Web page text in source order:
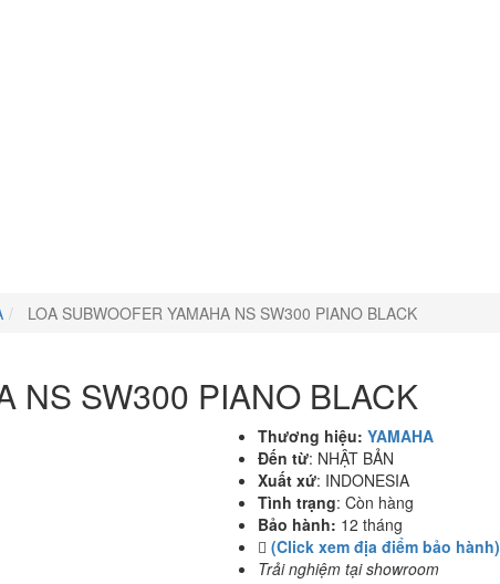
LOA SUBWOOFER YAMAHA NS SW300 PIANO BLACK
NS SW300 PIANO BLACK
Thương hiệu: YAMAHA
Đến từ: NHẬT BẢN
Xuất xứ: INDONESIA
Tình trạng: Còn hàng
Bảo hành: 12 tháng
(Click xem địa điểm bảo hành)
Trải nghiệm tại showroom